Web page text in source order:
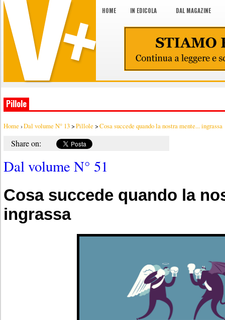
HOME IN EDICOLA DAL MAGAZINE
Pillole
Home ›Dal volume N° 13>Pillole >Cosa succede quando la nostra mente... ingrassa
Share on:
Dal volume N° 51
Cosa succede quando la
ingrassa